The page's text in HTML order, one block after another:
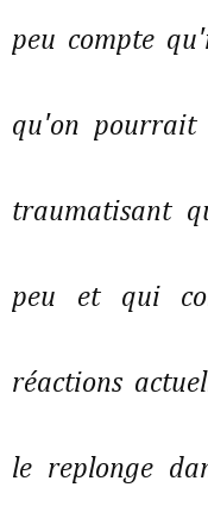
peu compte
qu'on pourrait
traumatisant
peu et qui
réactions
le replonge